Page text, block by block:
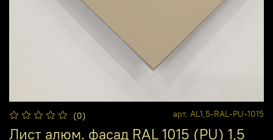
(0) арт. AL1,5-RAL-PU-1015
Лист алюм. фасад RAL 1015 (PU) 1,5